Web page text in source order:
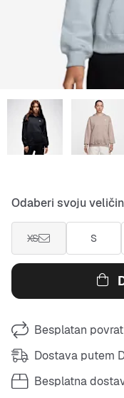
Odaberi svoju
XS S
Besplatan povrat
Dostava putem
Besplatna